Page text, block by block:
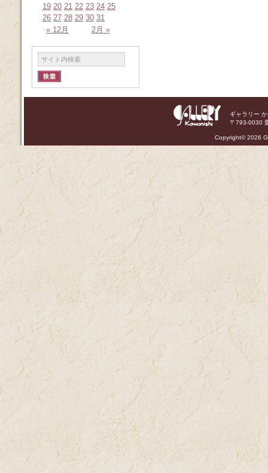
« 12月 2月 »
19 20 21 22 23 24 25
26 27 28 29 30 31
ギャラリー
〒793-0030
Copyright©2026